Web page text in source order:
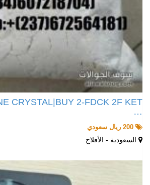
CRYSTAL|BUY 2-FDCK 2F KET
…
السعودية - الأفلاج